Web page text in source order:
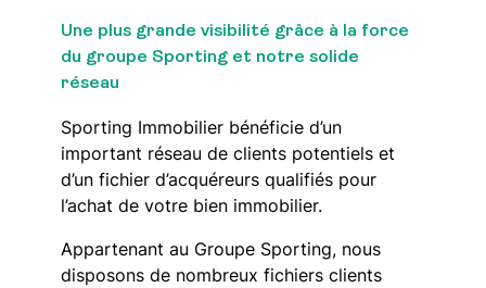
Une plus grande visibilité grâce à la force
du groupe Sporting et notre solide
réseau
Sporting Immobilier bénéficie d’un
important réseau de clients potentiels et
d’un fichier d’acquéreurs qualifiés pour
l’achat de votre bien immobilier.
Appartenant au Groupe Sporting, nous
disposons de nombreux fichiers clients